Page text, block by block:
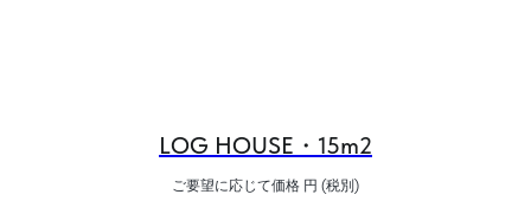
LOG HOUSE・15m2
ご要望に応じて価格 円 (税別)